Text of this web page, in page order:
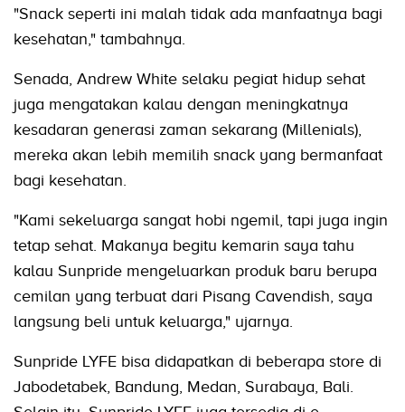
"Snack seperti ini malah tidak ada manfaatnya bagi
kesehatan," tambahnya.
Senada, Andrew White selaku pegiat hidup sehat
juga mengatakan kalau dengan meningkatnya
kesadaran generasi zaman sekarang (Millenials),
mereka akan lebih memilih snack yang bermanfaat
bagi kesehatan.
"Kami sekeluarga sangat hobi ngemil, tapi juga ingin
tetap sehat. Makanya begitu kemarin saya tahu
kalau Sunpride mengeluarkan produk baru berupa
cemilan yang terbuat dari Pisang Cavendish, saya
langsung beli untuk keluarga," ujarnya.
Sunpride LYFE bisa didapatkan di beberapa store di
Jabodetabek, Bandung, Medan, Surabaya, Bali.